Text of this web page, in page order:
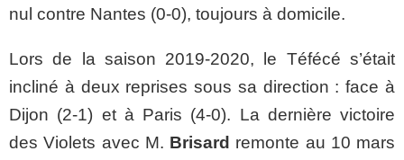
nul contre Nantes (0-0), toujours à domicile.
Lors de la saison 2019-2020, le Téfécé s’était
incliné à deux reprises sous sa direction : face à
Dijon (2-1) et à Paris (4-0). La dernière victoire
des Violets avec M. Brisard remonte au 10 mars